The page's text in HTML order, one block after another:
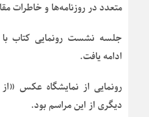
متعدد در روزنامه‌ها و خاطرات
جلسه نشست رونمایی کتاب
ادامه یافت.
رونمایی از نمایشگاه عکس
دیگری از این مراسم بود.